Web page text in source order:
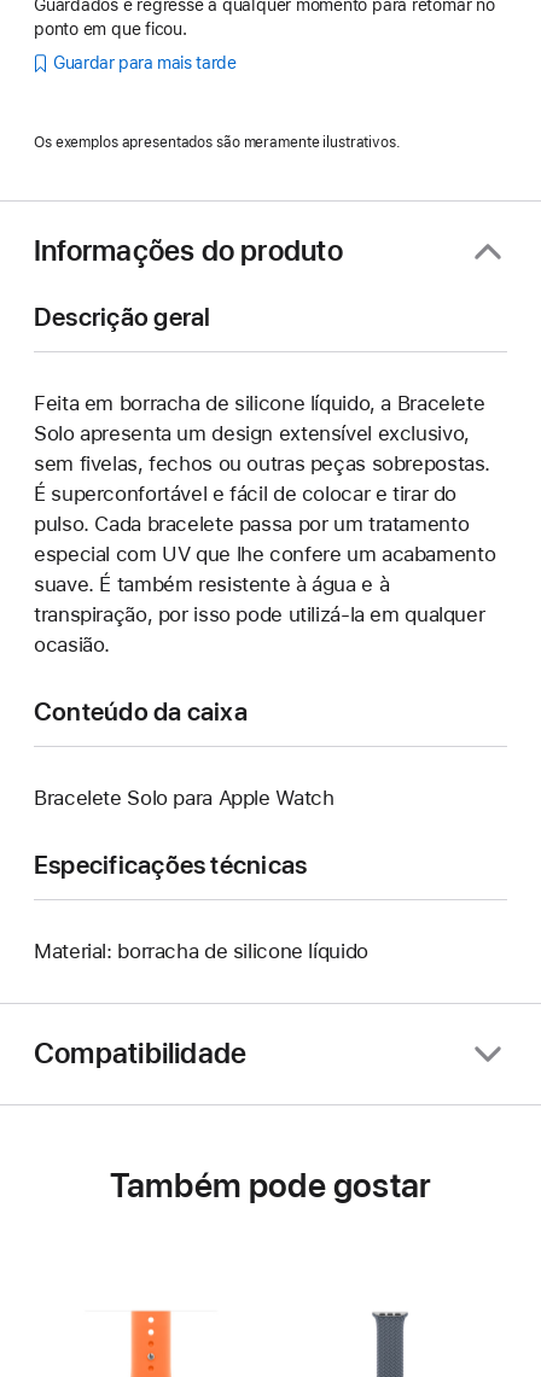
Guardados e regresse a qualquer momento para retomar no
ponto em que ficou.
Guardar para mais tarde
Os exemplos apresentados são meramente ilustrativos.
Informações do produto
Descrição geral
Feita em borracha de silicone líquido, a Bracelete
Solo apresenta um design extensível exclusivo,
sem fivelas, fechos ou outras peças sobrepostas.
É superconfortável e fácil de colocar e tirar do
pulso. Cada bracelete passa por um tratamento
especial com UV que lhe confere um acabamento
suave. É também resistente à água e à
transpiração, por isso pode utilizá-la em qualquer
ocasião.
Conteúdo da caixa
Bracelete Solo para Apple Watch
Especificações técnicas
Material: borracha de silicone líquido
Compatibilidade
Também pode gostar